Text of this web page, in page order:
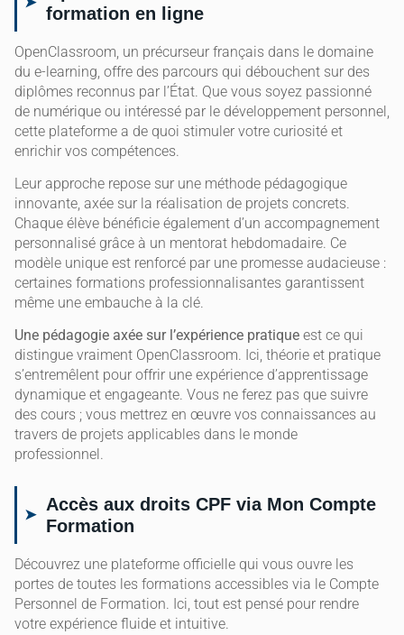
formation en ligne
OpenClassroom, un précurseur français dans le domaine
du e-learning, offre des parcours qui débouchent sur des
diplômes reconnus par l’État. Que vous soyez passionné
de numérique ou intéressé par le développement personnel,
cette plateforme a de quoi stimuler votre curiosité et
enrichir vos compétences.
Leur approche repose sur une méthode pédagogique
innovante, axée sur la réalisation de projets concrets.
Chaque élève bénéficie également d’un accompagnement
personnalisé grâce à un mentorat hebdomadaire. Ce
modèle unique est renforcé par une promesse audacieuse :
certaines formations professionnalisantes garantissent
même une embauche à la clé.
Une pédagogie axée sur l’expérience pratique est ce qui
distingue vraiment OpenClassroom. Ici, théorie et pratique
s’entremêlent pour offrir une expérience d’apprentissage
dynamique et engageante. Vous ne ferez pas que suivre
des cours ; vous mettrez en œuvre vos connaissances au
travers de projets applicables dans le monde
professionnel.
Accès aux droits CPF via Mon Compte
Formation
Découvrez une plateforme officielle qui vous ouvre les
portes de toutes les formations accessibles via le Compte
Personnel de Formation. Ici, tout est pensé pour rendre
votre expérience fluide et intuitive.